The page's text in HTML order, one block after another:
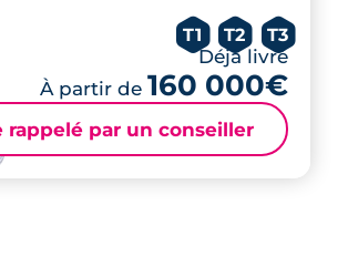
T1 T2 T3
Déjà livré
À partir de 160 000€
rappelé par un conseiller